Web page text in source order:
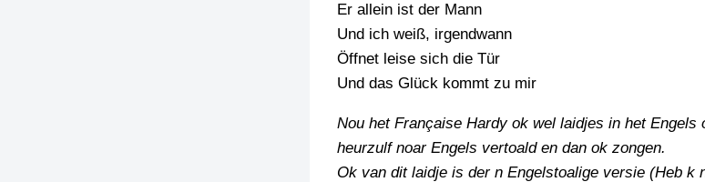
Er allein ist der Mann
Und ich weiß, irgendwann
Öffnet leise sich die Tür
Und das Glück kommt zu mir
Nou het Française Hardy ok wel laidjes in het Engels
heurzulf noar Engels vertoald en dan ok zongen.
Ok van dit laidje is der n Engelstoalige versie (Heb k